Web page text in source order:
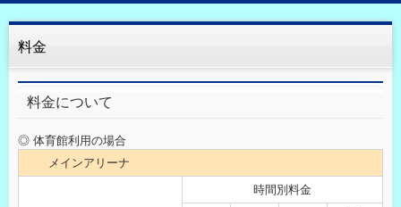
料金
料金について
◎ 体育館利用の場合
メインアリーナ
時間別料金